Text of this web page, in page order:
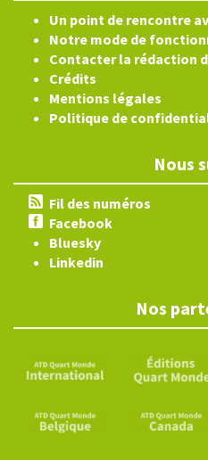
Un point de rencontre
Notre mode de
Contacter la rédaction
Crédits
Mentions légales
Politique de
Nous
Fil des numéros
Facebook
Bluesky
Linkedin
Nos